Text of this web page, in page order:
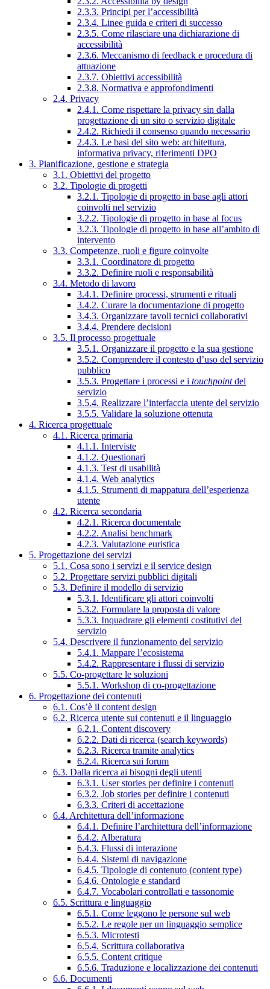
2.3.3. Principi per l’accessibilità
2.3.4. Linee guida e criteri di successo
2.3.5. Come rilasciare una dichiarazione di
accessibilità
2.3.6. Meccanismo di feedback e procedura di
attuazione
2.3.7. Obiettivi accessibilità
2.3.8. Normativa e approfondimenti
2.4. Privacy
2.4.1. Come rispettare la privacy sin dalla
progettazione di un sito o servizio digitale
2.4.2. Richiedi il consenso quando necessario
2.4.3. Le basi del sito web: architettura,
informativa privacy, riferimenti DPO
3. Pianificazione, gestione e strategia
3.1. Obiettivi del progetto
3.2. Tipologie di progetti
3.2.1. Tipologie di progetto in base agli attori
coinvolti nel servizio
3.2.2. Tipologie di progetto in base al focus
3.2.3. Tipologie di progetto in base all’ambito di
intervento
3.3. Competenze, ruoli e figure coinvolte
3.3.1. Coordinatore di progetto
3.3.2. Definire ruoli e responsabilità
3.4. Metodo di lavoro
3.4.1. Definire processi, strumenti e rituali
3.4.2. Curare la documentazione di progetto
3.4.3. Organizzare tavoli tecnici collaborativi
3.4.4. Prendere decisioni
3.5. Il processo progettuale
3.5.1. Organizzare il progetto e la sua gestione
3.5.2. Comprendere il contesto d’uso del servizio
pubblico
3.5.3. Progettare i processi e i touchpointdel
servizio
3.5.4. Realizzare l’interfaccia utente del servizio
3.5.5. Validare la soluzione ottenuta
4. Ricerca progettuale
4.1. Ricerca primaria
4.1.1. Interviste
4.1.2. Questionari
4.1.3. Test di usabilità
4.1.4. Web analytics
4.1.5. Strumenti di mappatura dell’esperienza
utente
4.2. Ricerca secondaria
4.2.1. Ricerca documentale
4.2.2. Analisi benchmark
4.2.3. Valutazione euristica
5. Progettazione dei servizi
5.1. Cosa sono i servizi e il service design
5.2. Progettare servizi pubblici digitali
5.3. Definire il modello di servizio
5.3.1. Identificare gli attori coinvolti
5.3.2. Formulare la proposta di valore
5.3.3. Inquadrare gli elementi costitutivi del
servizio
5.4. Descrivere il funzionamento del servizio
5.4.1. Mappare l’ecosistema
5.4.2. Rappresentare i flussi di servizio
5.5. Co-progettare le soluzioni
5.5.1. Workshop di co-progettazione
6. Progettazione dei contenuti
6.1. Cos’è il content design
6.2. Ricerca utente sui contenuti e il linguaggio
6.2.1. Content discovery
6.2.2. Dati di ricerca (search keywords)
6.2.3. Ricerca tramite analytics
6.2.4. Ricerca sui forum
6.3. Dalla ricerca ai bisogni degli utenti
6.3.1. User stories per definire i contenuti
6.3.2. Job stories per definire i contenuti
6.3.3. Criteri di accettazione
6.4. Architettura dell’informazione
6.4.1. Definire l’architettura dell’informazione
6.4.2. Alberatura
6.4.3. Flussi di interazione
6.4.4. Sistemi di navigazione
6.4.5. Tipologie di contenuto (content type)
6.4.6. Ontologie e standard
6.4.7. Vocabolari controllati e tassonomie
6.5. Scrittura e linguaggio
6.5.1. Come leggono le persone sul web
6.5.2. Le regole per un linguaggio semplice
6.5.3. Microtesti
6.5.4. Scrittura collaborativa
6.5.5. Content critique
6.5.6. Traduzione e localizzazione dei contenuti
6.6. Documenti